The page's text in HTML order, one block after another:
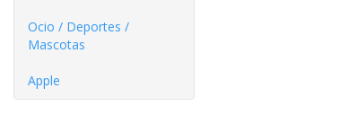
Ocio / Deportes /
Mascotas
Apple